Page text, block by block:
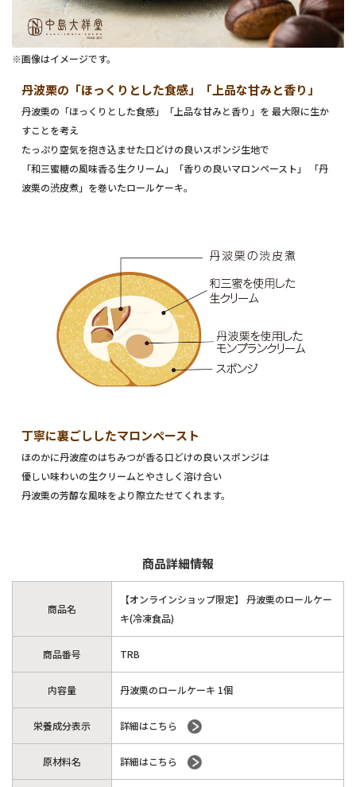
※画像はイメージです。
丹波栗の「ほっくりとした食感」「上品な甘みと香り」
丹波栗の「ほっくりとした食感」「上品な甘みと香り」を 最大限に生か
すことを考え
たっぷり空気を抱き込ませた口どけの良いスポンジ生地で
「和三蜜糖の風味香る生クリーム」「香りの良いマロンペースト」 「丹
波栗の渋皮煮」を巻いたロールケーキ。
丁寧に裏ごししたマロンペースト
ほのかに丹波産のはちみつが香る口どけの良いスポンジは
優しい味わいの生クリームとやさしく溶け合い
丹波栗の芳醇な風味をより際立たせてくれます。
商品詳細情報
商品名
【オンラインショップ限定】 丹波栗のロールケー
キ(冷凍食品)
商品番号 TRB
内容量 丹波栗のロールケーキ 1個
栄養成分表示 詳細はこちら
原材料名 詳細はこちら